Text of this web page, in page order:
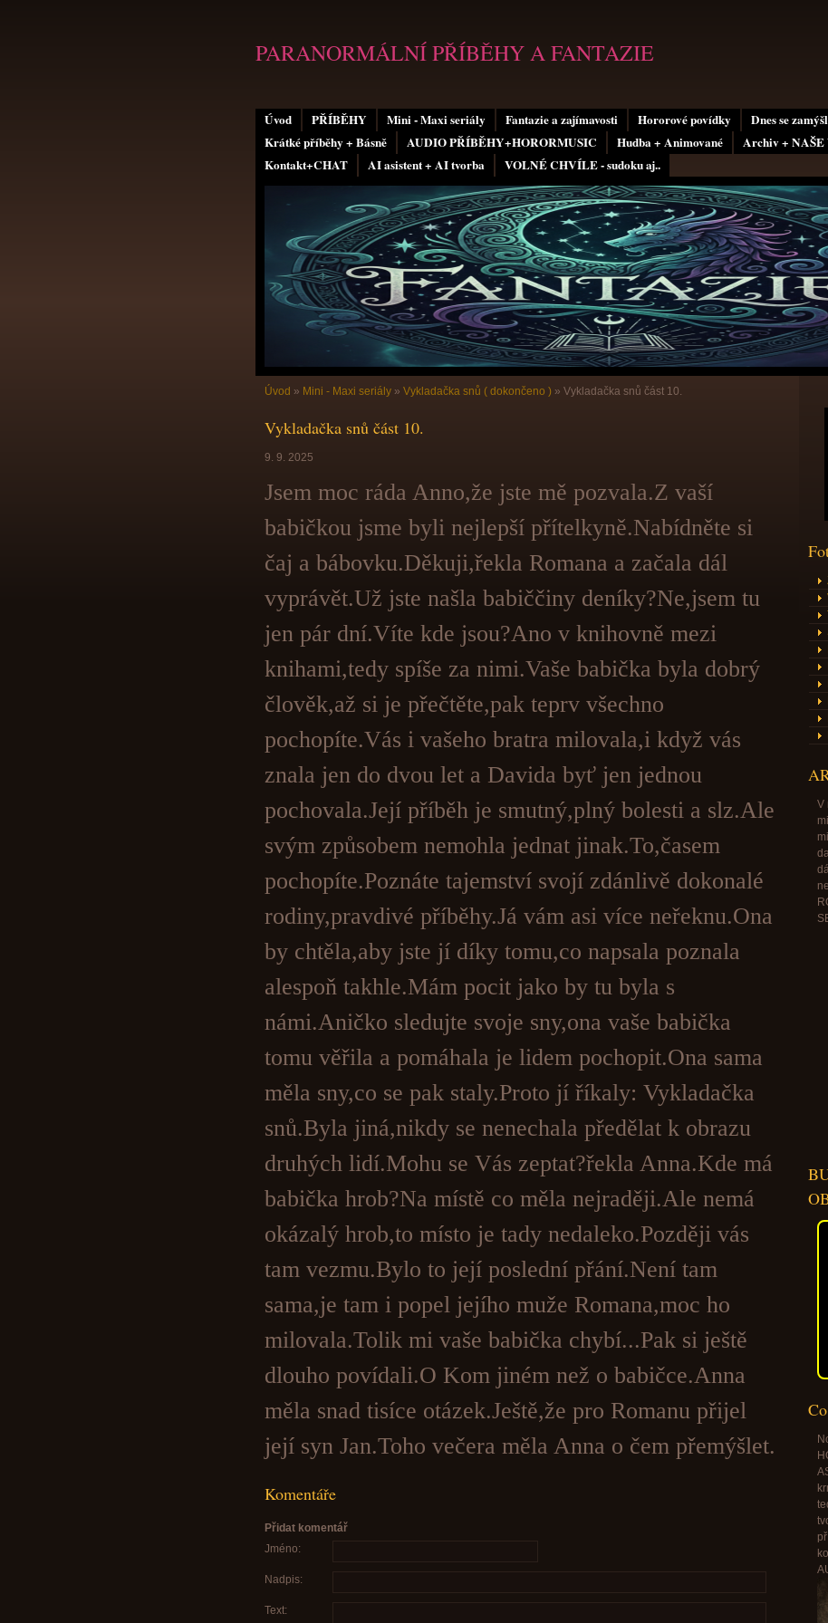
Úvod PŘÍBĚHY Mini - Maxi seriály Fantazie a zajímavosti Hororové povídky Dnes se
Krátké příběhy + Básně
AUDIO PŘÍBĚHY+HORORMUSIC Hudba + Animované Archiv +
Kontakt+CHAT
AI asistent + AI tvorba VOLNÉ CHVÍLE - sudoku aj..
PARANORMÁLNÍ PŘÍBĚHY A FANTAZIE
Úvod » Mini - Maxi seriály » Vykladačka snů ( dokončeno ) » Vykladačka snů část 10.
Vykladačka snů část 10.
9. 9. 2025
Jsem moc ráda Anno,že jste mě pozvala.Z vaší
babičkou jsme byli nejlepší přítelkyně.Nabídněte si
čaj a bábovku.Děkuji,řekla Romana a začala dál
vyprávět.Už jste našla babiččiny deníky?Ne,jsem tu
jen pár dní.Víte kde jsou?Ano v knihovně mezi
knihami,tedy spíše za nimi.Vaše babička byla dobrý
člověk,až si je přečtěte,pak teprv všechno
pochopíte.Vás i vašeho bratra milovala,i když vás
znala jen do dvou let a Davida byť jen jednou
pochovala.Její příběh je smutný,plný bolesti a slz.Ale
svým způsobem nemohla jednat jinak.To,časem
pochopíte.Poznáte tajemství svojí zdánlivě dokonalé
rodiny,pravdivé příběhy.Já vám asi více neřeknu.Ona
by chtěla,aby jste jí díky tomu,co napsala poznala
alespoň takhle.Mám pocit jako by tu byla s
námi.Aničko sledujte svoje sny,ona vaše babička
tomu věřila a pomáhala je lidem pochopit.Ona sama
měla sny,co se pak staly.Proto jí říkaly: Vykladačka
snů.Byla jiná,nikdy se nenechala předělat k obrazu
druhých lidí.Mohu se Vás zeptat?řekla Anna.Kde má
babička hrob?Na místě co měla nejraději.Ale nemá
okázalý hrob,to místo je tady nedaleko.Později vás
tam vezmu.Bylo to její poslední přání.Není tam
sama,je tam i popel jejího muže Romana,moc ho
milovala.Tolik mi vaše babička chybí...Pak si ještě
dlouho povídali.O Kom jiném než o babičce.Anna
měla snad tisíce otázek.Ještě,že pro Romanu přijel
její syn Jan.Toho večera měla Anna o čem přemýšlet.
Komentáře
Přidat komentář
Jméno:
Nadpis:
Text:
V